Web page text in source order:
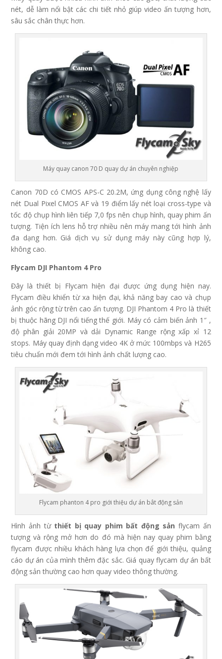
nét, dễ làm nổi bật các chi tiết nhỏ giúp video ấn tượng hơn,
sâu sắc chân thực hơn.
Máy quay canon 70 D quay dự án chuyên nghiệp
Canon 70D có CMOS APS-C 20.2M, ứng dụng công nghệ lấy
nét Dual Pixel CMOS AF và 19 điểm lấy nét loại cross-type và
tốc độ chụp hình liên tiếp 7,0 fps nên chụp hình, quay phim ấn
tượng. Tiện ích lens hỗ trợ nhiều nên máy mang tới hình ảnh
đa dạng hơn. Giá dịch vụ sử dụng máy này cũng hợp lý,
không cao.
Flycam DJI Phantom 4 Pro
Đây là thiết bị Flycam hiện đại được ứng dụng hiện nay.
Flycam điều khiển từ xa hiện đại, khả năng bay cao và chụp
ảnh góc rộng từ trên cao ấn tượng. DJI Phantom 4 Pro là thiết
bị thuộc hãng DJI nổi tiếng thế giới. Máy có cảm biến ảnh 1″ ,
độ phân giải 20MP và dải Dynamic Range rộng xấp xỉ 12
stops. Máy quay định dạng video 4K ở mức 100mbps và H265
tiêu chuẩn mới đem tới hình ảnh chất lượng cao.
Flycam phanton 4 pro giới thiệu dự án bât động sản
Hình ảnh từ thiết bị quay phim bất động sản flycam ấn
tượng và rộng mở hơn do đó mà hiện nay quay phim bằng
flycam được nhiều khách hàng lựa chọn để giới thiệu, quảng
cáo dự án của mình thêm đặc sắc. Giá quay flycam dự án bất
động sản thường cao hơn quay video thông thường.